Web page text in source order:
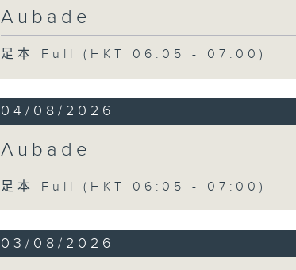
Aubade
足本 Full (HKT 06:05 - 07:00)
04/08/2026
Aubade
足本 Full (HKT 06:05 - 07:00)
03/08/2026